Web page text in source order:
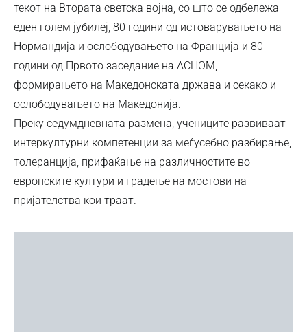
текот на Втората светска војна, со што се одбележа
еден голем јубилеј, 80 години од истоварувањето на
Нормандија и ослободувањето на Франција и 80
години од Првото заседание на АСНОМ,
формирањето на Македонската држава и секако и
ослободувањето на Македонија.
Преку седумдневната размена, учениците развиваат
интеркултурни компетенции за меѓусебно разбирање,
толеранција, прифаќање на различностите во
европските култури и градење на мостови на
пријателства кои траат.